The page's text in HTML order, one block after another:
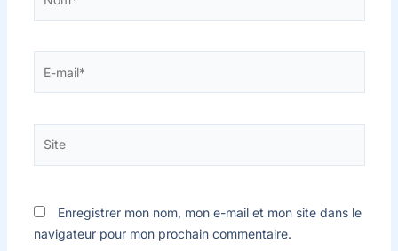
mail*
Enregistrer mon nom, mon e-mail et mon site dans le
navigateur pour mon prochain commentaire.